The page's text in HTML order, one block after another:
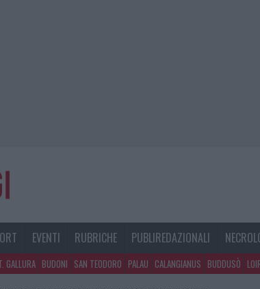
EVENTI RUBRICHE PUBLIREDAZIONALI
GALLURA BUDONI SAN TEODORO PALAU CALANGIANUS BUDDUSÒ